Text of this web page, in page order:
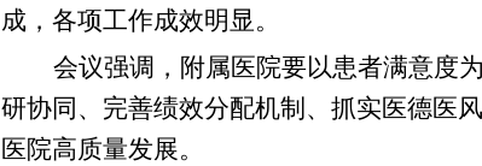
成，各项工作成效明显。
会议强调，附属医院要以患者满意度
研协同、完善绩效分配机制、抓实医德医
医院高质量发展。